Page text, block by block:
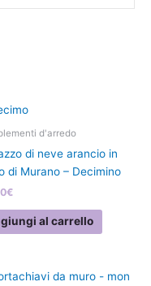
d'arredo
di neve arancio in
di Murano – Decimino
€
al carrello